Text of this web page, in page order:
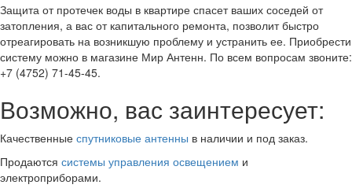
Защита от протечек воды в квартире спасет ваших соседей от
затопления, а вас от капитального ремонта, позволит быстро
отреагировать на возникшую проблему и устранить ее. Приобрести
систему можно в магазине Мир Антенн. По всем вопросам звоните:
+7 (4752) 71-45-45.
Возможно, вас заинтересует:
Качественные спутниковые антенны в наличии и под заказ.
Продаются системы управления освещением и
электроприборами.